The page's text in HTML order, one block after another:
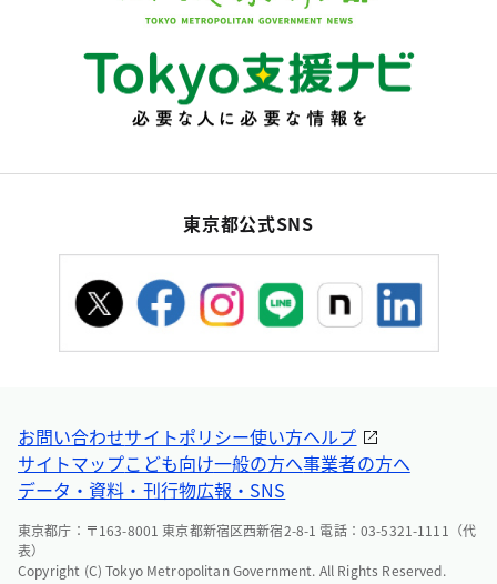
東京都公式SNS
お問い合わせサイトポリシー使い方ヘルプ
サイトマップこども向け一般の方へ事業者の方へ
データ・資料・刊行物広報・SNS
東京都庁：〒163-8001 東京都新宿区西新宿2-8-1 電話：03-5321-1111（代
表）
Copyright (C) Tokyo Metropolitan Government. All Rights Reserved.